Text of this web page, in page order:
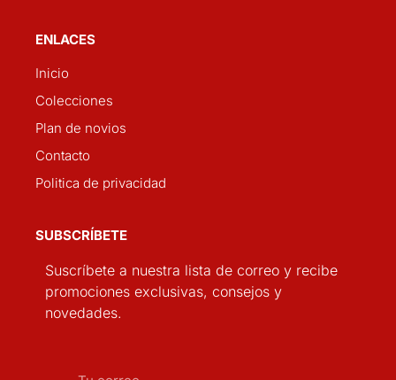
ENLACES
Inicio
Colecciones
Plan de novios
Contacto
Politica de privacidad
SUBSCRÍBETE
Suscríbete a nuestra lista de correo y recibe
promociones exclusivas, consejos y
novedades.